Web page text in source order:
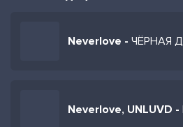
Neverlove - ЧЁРНАЯ
Neverlove, UNLUVD -